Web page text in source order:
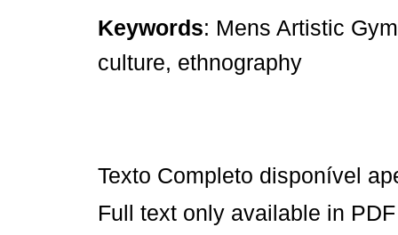
Keywords: Mens Artistic
culture, ethnography
Texto Completo disponível
Full text only available in PDF